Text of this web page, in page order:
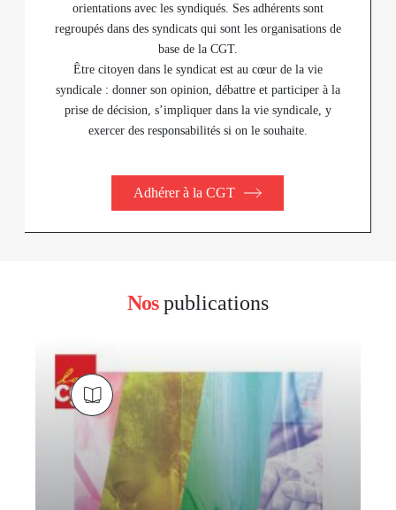
orientations avec les syndiqués. Ses adhérents sont
regroupés dans des syndicats qui sont les organisations de
base de la CGT.
Être citoyen dans le syndicat est au cœur de la vie
syndicale : donner son opinion, débattre et participer à la
prise de décision, s’impliquer dans la vie syndicale, y
exercer des responsabilités si on le souhaite.
Adhérer à la CGT
block
Nospublications